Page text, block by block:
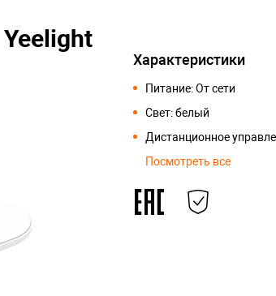
Характеристики
Питание: От сети
Свет: белый
Дистанционное
Посмотреть все